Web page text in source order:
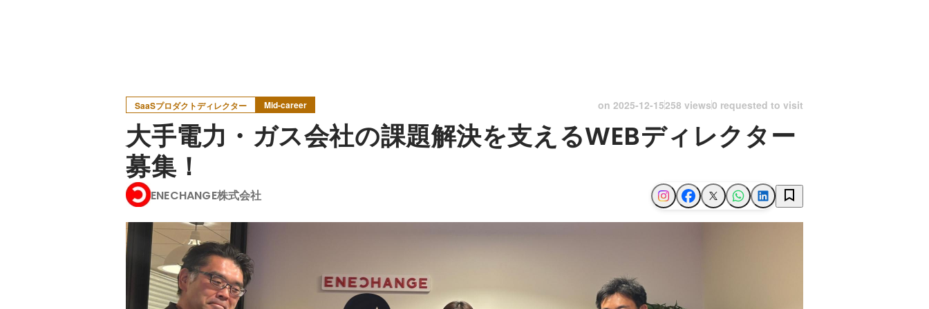
SaaSプロダクトディレクター Mid-career on 2025-12-15258 views0 requested to visit
大手電力・ガス会社の課題解決を支えるWEBディレクター
募集！
ENECHANGE株式会社